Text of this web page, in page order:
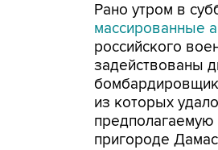
Рано утром в
массированные
российского
задействованы
из которых
пригороде